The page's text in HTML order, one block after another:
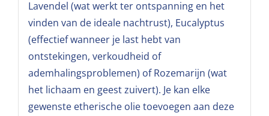
Lavendel (wat werkt ter ontspanning en het
vinden van de ideale nachtrust), Eucalyptus
(effectief wanneer je last hebt van
ontstekingen, verkoudheid of
ademhalingsproblemen) of Rozemarijn (wat
het lichaam en geest zuivert). Je kan elke
gewenste etherische olie toevoegen aan deze